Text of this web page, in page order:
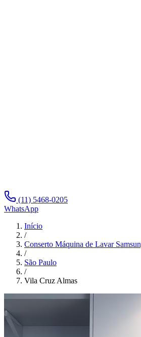
(11) 5468-0205
WhatsApp
Início
/
Conserto Máquina de Lavar
/
São Paulo
/
Vila Cruz Almas